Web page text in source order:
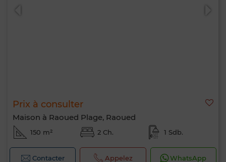
Prix à consulter
Maison à Raoued Plage, Raoued
150 m² 2 Ch. 1 Sdb.
Contacter Appelez WhatsApp